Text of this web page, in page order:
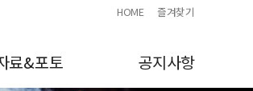
HOME 즐겨찾기
료&포토 공지사항